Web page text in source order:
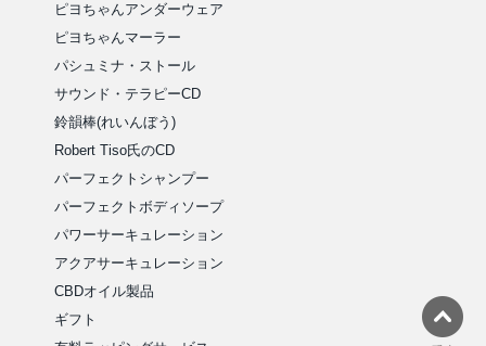
ピヨちゃんアンダーウェア
ピヨちゃんマーラー
パシュミナ・ストール
サウンド・テラピーCD
鈴韻棒(れいんぼう)
Robert Tiso氏のCD
パーフェクトシャンプー
パーフェクトボディソープ
パワーサーキュレーション
アクアサーキュレーション
CBDオイル製品
ギフト